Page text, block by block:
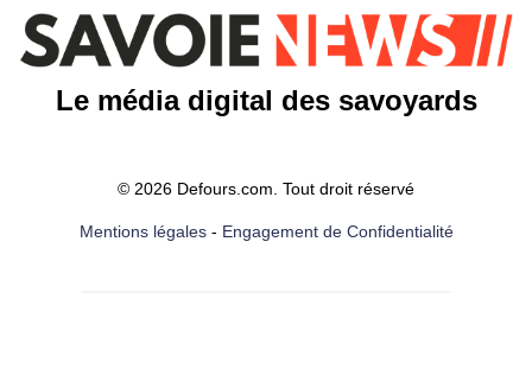
Le média digital des savoyards
© 2026 Defours.com. Tout droit réservé
Mentions légales- Engagement de Confidentialité